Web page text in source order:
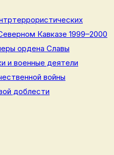
Кавказе 1999–2000
ордена Славы
и военные деятели
войны
доблести